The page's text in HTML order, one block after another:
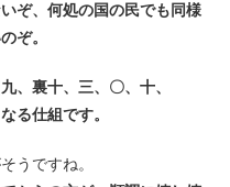
ぞ、何処の国の民でも同様
ぞ。
、裏十、三、〇、十、
る仕組です。
うですね。